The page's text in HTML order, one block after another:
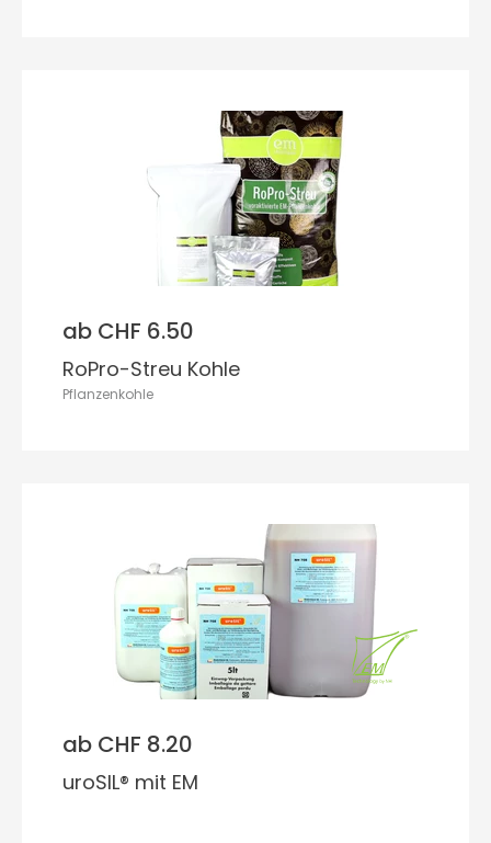
ab CHF 6.50
RoPro-Streu Kohle
Pflanzenkohle
ab CHF 8.20
uroSIL® mit EM